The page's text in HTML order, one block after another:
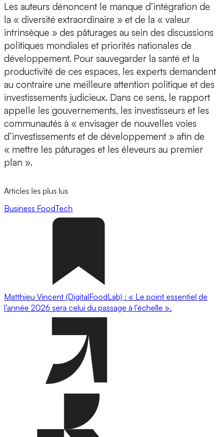
Les auteurs dénoncent le manque d’intégration de
la « diversité extraordinaire » et de la « valeur
intrinsèque » des pâturages au sein des discussions
politiques mondiales et priorités nationales de
développement. Pour sauvegarder la santé et la
productivité de ces espaces, les experts demandent
au contraire une meilleure attention politique et des
investissements judicieux. Dans ce sens, le rapport
appelle les gouvernements, les investisseurs et les
communautés à « envisager de nouvelles voies
d’investissements et de développement » afin de
« mettre les pâturages et les éleveurs au premier
plan ».
Articles les plus lus
Business FoodTech
Matthieu Vincent (DigitalFoodLab) : « Le point essentiel de
l’année 2026 sera celui du passage à l’échelle ».